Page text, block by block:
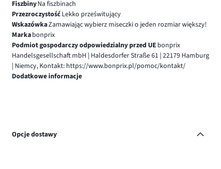
FiszbinyNa fiszbinach
PrzezroczystośćLekko prześwitujący
WskazówkaZamawiając wybierz miseczki o jeden rozmiar większy!
Markabonprix
Podmiot gospodarczy odpowiedzialny przed UE bonprix
Handelsgesellschaft mbH | Haldesdorfer Straße 61 | 22179 Hamburg
| Niemcy, Kontakt: https://www.bonprix.pl/pomoc/kontakt/
Dodatkowe informacje
Opcje dostawy